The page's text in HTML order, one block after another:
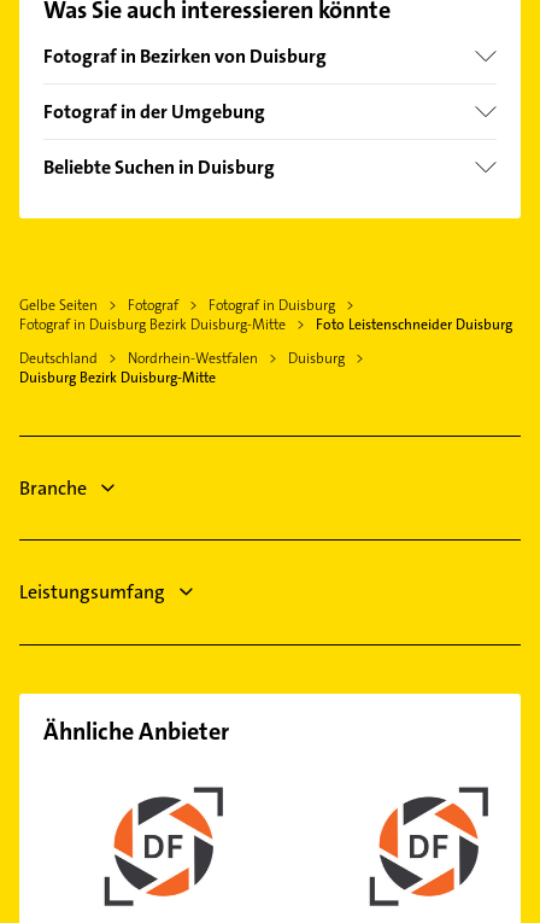
auswählen. Hier finden Sie alleKontaktdaten
Was Sie auch interessieren könnte
Fotograf in Bezirken von Duisburg
Bezirk Duisburg-Süd
Bezirk Homberg
Fotograf in der Umgebung
Oberhausen Rheinland
Moers
Neukirchen-Vluyn
Ratingen
Kamp-Lintfort
Beliebte Suchen in Duisburg
Bauunternehmen
Bestatter
Heizungsbauer
Gelbe Seiten Fotograf
Fotograf in Duisburg
Fotograf in Duisburg Bezirk Duisburg-Mitte
Foto Leistenschneider Duisburg
Deutschland
Nordrhein-Westfalen
Duisburg
Duisburg Bezirk Duisburg-Mitte
Branche
Leistungsumfang
Ähnliche Anbieter